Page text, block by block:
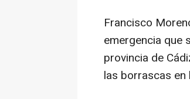
Francisco
emergencia que
provincia de
las borrascas